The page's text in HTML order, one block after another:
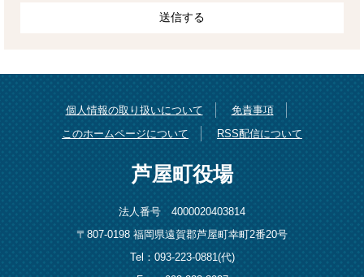
個人情報の取り扱いについて
免責事項
このホームページについて
RSS配信について
芦屋町役場
法人番号 4000020403814
〒807-0198 福岡県遠賀郡芦屋町幸町2番20号
Tel：093-223-0881(代)